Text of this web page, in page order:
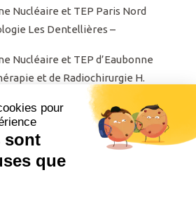
pour
sont
que
Nucléaire et TEP Paris Nord
Les Dentellières –
Nucléaire et TEP d’Eaubonne
et de Radiochirurgie H.
Radiothérapie et d’Oncologie
de Metz.
et d’Onco-
Est